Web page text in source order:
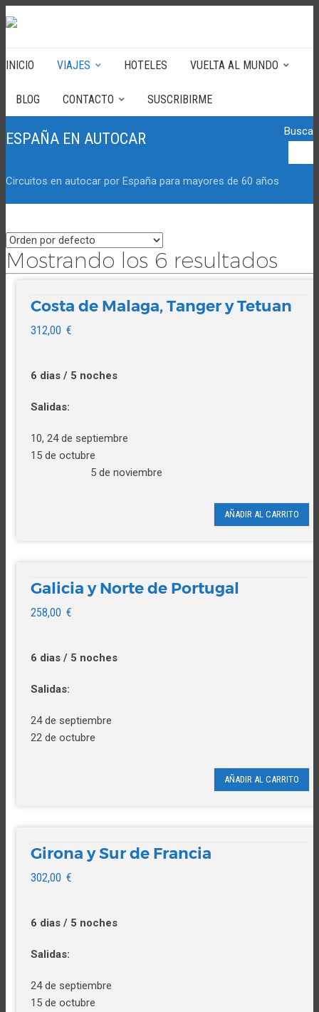
INICIO VIAJES HOTELES VUELTA AL MUNDO
BLOG CONTACTO SUSCRIBIRME
Buscar
ESPAÑA EN AUTOCAR
Circuitos en autocar por España para mayores de 60 años
Mostrando los 6 resultados
Costa de Malaga, Tanger y Tetuan
312,00 €
6 dias / 5 noches
Salidas:
10, 24 de septiembre
15 de octubre
5 de noviembre
AÑADIR AL CARRITO
Galicia y Norte de Portugal
258,00 €
6 dias / 5 noches
Salidas:
24 de septiembre
22 de octubre
AÑADIR AL CARRITO
Girona y Sur de Francia
302,00 €
6 dias / 5 noches
Salidas:
24 de septiembre
15 de octubre